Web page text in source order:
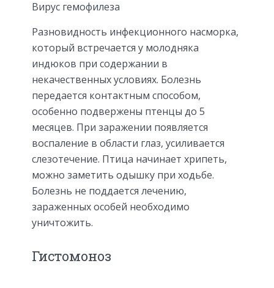
Вирус гемофилеза
Разновидность инфекционного насморка,
который встречается у молодняка
индюков при содержании в
некачественных условиях. Болезнь
передается контактным способом,
особенно подвержены птенцы до 5
месяцев. При заражении появляется
воспаление в области глаз, усиливается
слезотечение. Птица начинает хрипеть,
можно заметить одышку при ходьбе.
Болезнь не поддается лечению,
зараженных особей необходимо
уничтожить.
Гистомоноз